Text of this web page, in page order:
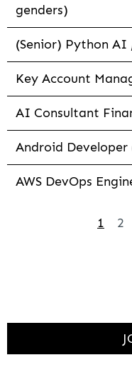
genders)
(Senior) Python AI
Key Account
AI Consultant
Android Developer
AWS DevOps
1 2